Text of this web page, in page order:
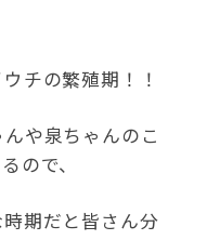
チの繁殖期！！
や泉ちゃんのこ
ので、
期だと皆さん分